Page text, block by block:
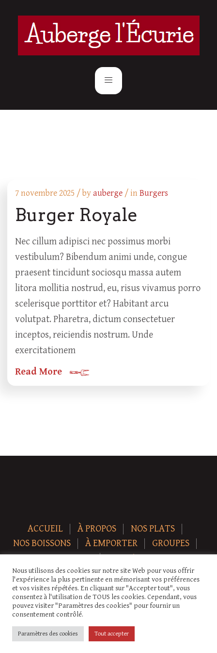
7 novembre 2025 /byauberge / inBurgers
Burger Royale
Nec cillum adipisci nec possimus morbi
vestibulum? Bibendum animi unde, congue
praesent tincidunt sociosqu massa autem
litora mollitia nostrud, eu, risus vivamus porro
scelerisque porttitor et? Habitant arcu
volutpat. Pharetra, dictum consectetuer
inceptos, reiciendis nostrum. Unde
exercitationem
Read More
ACCUEIL À PROPOS
NOS PLATS
NOS BOISSONS
À EMPORTER
GROUPES
NEWS
CONTACT
Copyright © 2026 Auberge-ecurie. Tous droits réservés.
Nous utilisons des cookies sur notre site Web pour vous offrir
l'expérience la plus pertinente en mémorisant vos préférences
et vos visites répétées. En cliquant sur "Accepter tout", vous
consentez à l'utilisation de TOUS les cookies. Cependant, vous
pouvez visiter "Paramètres des cookies" pour fournir un
consentement contrôlé.
Paramètres des cookies Tout accepter